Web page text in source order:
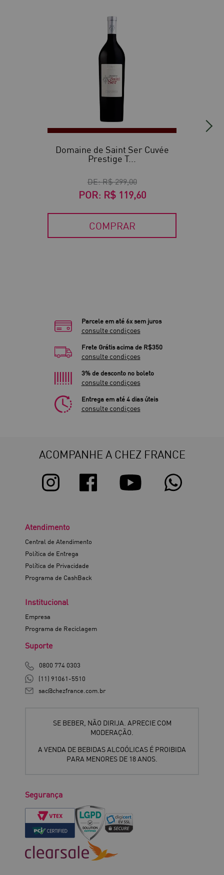
Domaine de Saint Ser Cuvée
Prestige T...
DE:R$ 299,00
POR: R$ 119,60
COMPRAR
Parcele em até 6x sem juros
consulte condiçoes
Frete Grátis acima de R$350
consulte condiçoes
3% de desconto no boleto
consulte condiçoes
Entrega em até 4 dias úteis
consulte condiçoes
ACOMPANHE A CHEZ FRANCE
Atendimento
Central de Atendimento
Política de Entrega
Política de Privacidade
Programa de CashBack
Institucional
Empresa
Programa de Reciclagem
Suporte
0800 774 0303
(11) 91061-5510
sac@chezfrance.com.br
SE BEBER, NÃO DIRIJA. APRECIE COM
MODERAÇÃO.
A VENDA DE BEBIDAS ALCOÓLICAS É PROIBIDA
PARA MENORES DE 18 ANOS.
Segurança